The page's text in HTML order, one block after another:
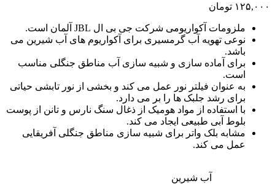
۱۲۵,۰۰۰ تومان
ملزومات آکواریومی شرکت جی بی ال JBL آلمان است.
نوعی تهویه آب گرمسیری برای آکواریوم های آب شیرین می
باشد.
برای آماده سازی و شبیه سازی آب مناطق جنگلی مناسب
است.
به عنوان فیلتر نور عمل می کند و بخشی از نور تابشی حیاتی
برای رشد جلبک ها را بر می دارد.
با استفاده از مواد هومیک از ذغال سنگ نارس و تانن از پوست
بلوط آبی طبیعی ایجاد می کند.
مشابه بلک واتر برای شبیه سازی مناطق جنگلی آفریقایی
عمل می کند.
آب شیرین